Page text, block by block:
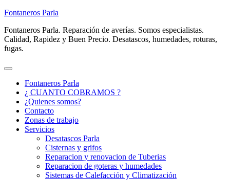
Fontaneros Parla
Fontaneros Parla. Reparación de averías. Somos especialistas.
Calidad, Rapidez y Buen Precio. Desatascos, humedades, roturas,
fugas.
Fontaneros Parla
¿ CUANTO COBRAMOS ?
¿Quienes somos?
Contacto
Zonas de trabajo
Servicios
Desatascos Parla
Cisternas y grifos
Reparacion y renovacion de Tuberias
Reparacion de goteras y humedades
Sistemas de Calefacción y Climatización